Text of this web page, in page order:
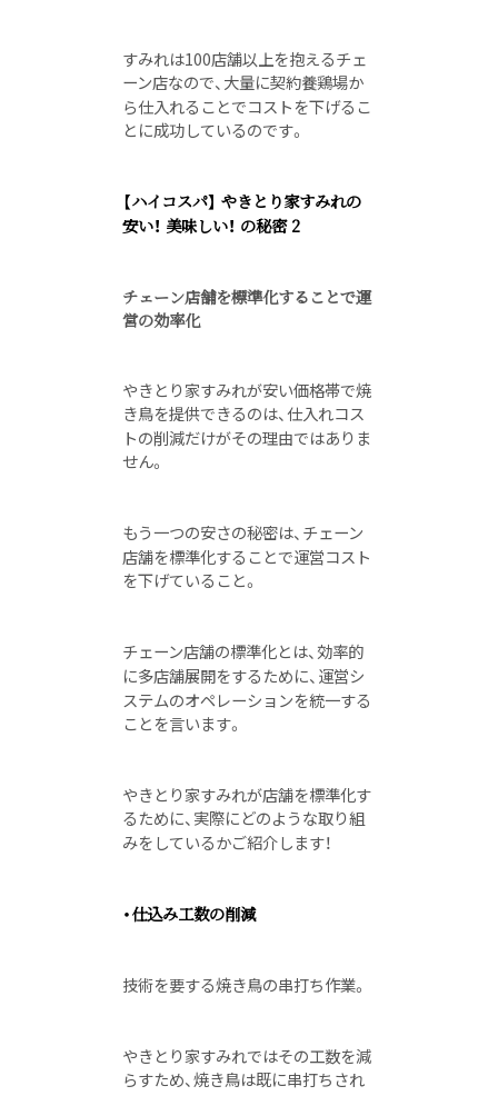
すみれは100店舗以上を抱えるチェ
ーン店なので、大量に契約養鶏場か
ら仕入れることでコストを下げるこ
とに成功しているのです。
【ハイコスパ】 やきとり家すみれの
安い！ 美味しい！ の秘密 2
チェーン店舗を標準化することで運
営の効率化
やきとり家すみれが安い価格帯で焼
き鳥を提供できるのは、仕入れコス
トの削減だけがその理由ではありま
せん。
もう一つの安さの秘密は、チェーン
店舗を標準化することで運営コスト
を下げている こと。
チェーン店舗の標準化とは、効率的
に多店舗展開をするために、運営シ
ステムのオペレーションを統一する
ことを言います。
やきとり家すみれが店舗を標準化す
るために、実際にどのような取り組
みをしているかご紹介します！
・仕込み工数の削減
技術を要する焼き鳥の串打ち作業。
やきとり家すみれではその工数を減
らすため、焼き鳥は既に串打ちされ